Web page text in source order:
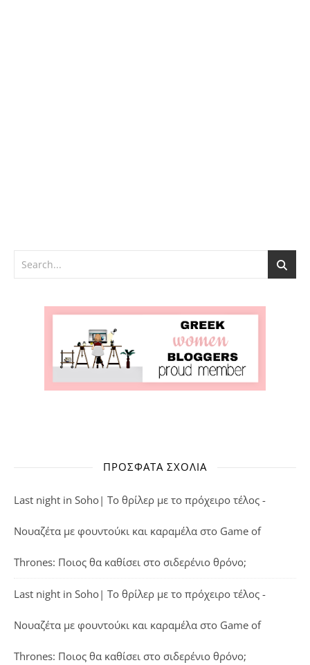
ΠΡΌΣΦΑΤΑ ΣΧΌΛΙΑ
Last night in Soho| Το θρίλερ με το πρόχειρο τέλος -
Νουαζέτα με φουντούκι και καραμέλα στο Game of
Thrones: Ποιος θα καθίσει στο σιδερένιο θρόνο;
Last night in Soho| Το θρίλερ με το πρόχειρο τέλος -
Νουαζέτα με φουντούκι και καραμέλα στο Game of
Thrones: Ποιος θα καθίσει στο σιδερένιο θρόνο;